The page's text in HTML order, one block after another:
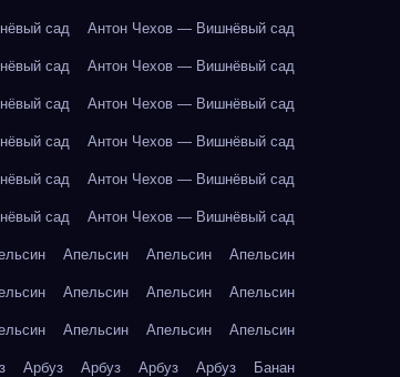
сад Антон Чехов — Вишнёвый сад
сад Антон Чехов — Вишнёвый сад
сад Антон Чехов — Вишнёвый сад
сад Антон Чехов — Вишнёвый сад
сад Антон Чехов — Вишнёвый сад
сад Антон Чехов — Вишнёвый сад
Апельсин Апельсин Апельсин
Апельсин Апельсин Апельсин
Апельсин Апельсин Апельсин
Арбуз Арбуз Арбуз Арбуз Банан